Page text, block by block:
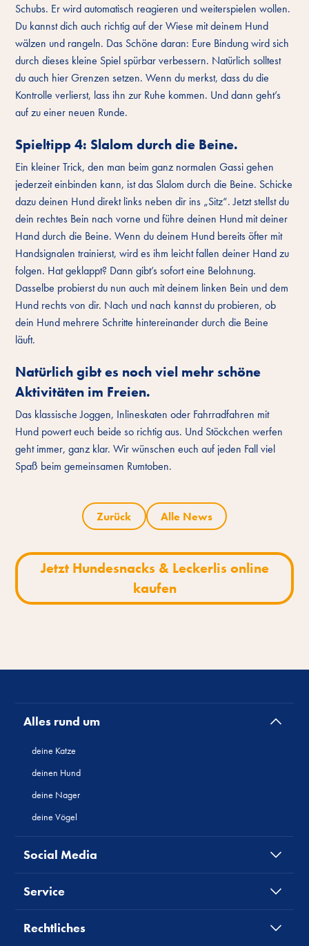
Schubs. Er wird automatisch reagieren und weiterspielen wollen.
Du kannst dich auch richtig auf der Wiese mit deinem Hund
wälzen und rangeln. Das Schöne daran: Eure Bindung wird sich
durch dieses kleine Spiel spürbar verbessern. Natürlich solltest
du auch hier Grenzen setzen. Wenn du merkst, dass du die
Kontrolle verlierst, lass ihn zur Ruhe kommen. Und dann geht’s
auf zu einer neuen Runde.
Spieltipp 4: Slalom durch die Beine.
Ein kleiner Trick, den man beim ganz normalen Gassi gehen
jederzeit einbinden kann, ist das Slalom durch die Beine. Schicke
dazu deinen Hund direkt links neben dir ins „Sitz“. Jetzt stellst du
dein rechtes Bein nach vorne und führe deinen Hund mit deiner
Hand durch die Beine. Wenn du deinem Hund bereits öfter mit
Handsignalen trainierst, wird es ihm leicht fallen deiner Hand zu
folgen. Hat geklappt? Dann gibt’s sofort eine Belohnung.
Dasselbe probierst du nun auch mit deinem linken Bein und dem
Hund rechts von dir. Nach und nach kannst du probieren, ob
dein Hund mehrere Schritte hintereinander durch die Beine
läuft.
Natürlich gibt es noch viel mehr schöne
Aktivitäten im Freien.
Das klassische Joggen, Inlineskaten oder Fahrradfahren mit
Hund powert euch beide so richtig aus. Und Stöckchen werfen
geht immer, ganz klar. Wir wünschen euch auf jeden Fall viel
Spaß beim gemeinsamen Rumtoben.
Zurück Alle News
Jetzt Hundesnacks & Leckerlis online
kaufen
Alles rund um
deine Katze
deinen Hund
deine Nager
deine Vögel
Social Media
Service
Rechtliches